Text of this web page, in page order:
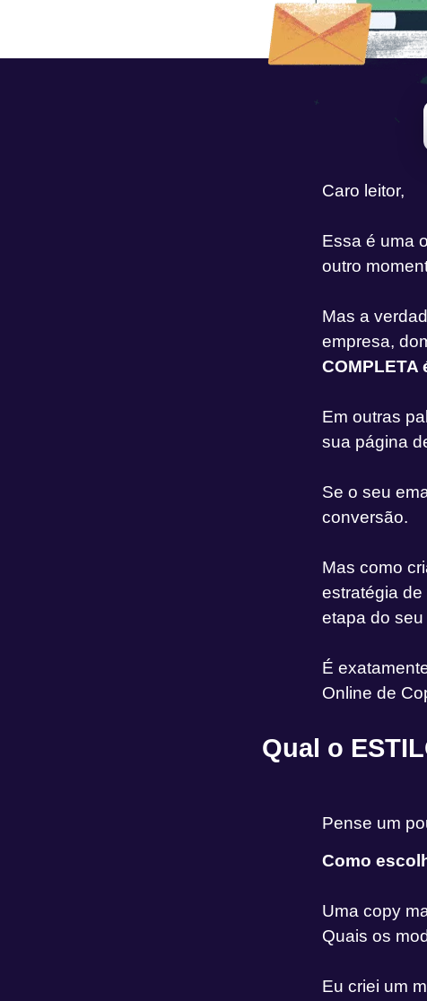
Caro leitor,
Essa é uma
outro
Mas a
empresa,
Em outras
sua página
Se o seu
conversão.
Mas como
estratégia
etapa do
É
Online de
Qual o
Pense um
Como
Uma copy
Quais os
Eu criei um